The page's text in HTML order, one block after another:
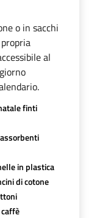
o in sacchi
al
finti
assorbenti
in plastica
di cotone